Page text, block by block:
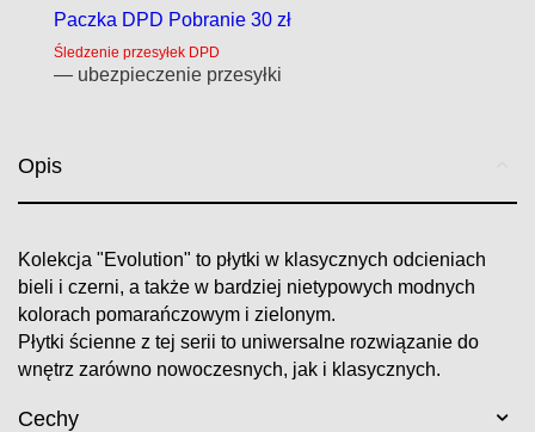
Paczka DPD Pobranie 30 zł
Śledzenie przesyłek DPD
— ubezpieczenie przesyłki
Opis
Kolekcja "Evolution" to płytki w klasycznych odcieniach
bieli i czerni, a także w bardziej nietypowych modnych
kolorach pomarańczowym i zielonym.
Płytki ścienne z tej serii to uniwersalne rozwiązanie do
wnętrz zarówno nowoczesnych, jak i klasycznych.
Cechy